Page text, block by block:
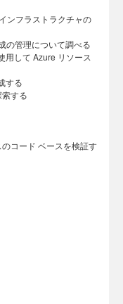
ンフラストラクチャの
の管理について調べる
用して Azure リソース
する
する
コード ベースを検証す